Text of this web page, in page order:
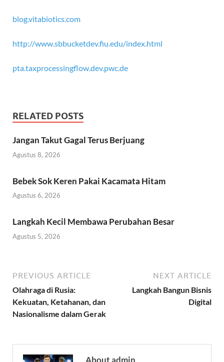
blog.vitabiotics.com
http://www.sbbucketdev.fiu.edu/index.html
pta.taxprocessingflow.dev.pwc.de
RELATED POSTS
Jangan Takut Gagal Terus Berjuang
Agustus 8, 2026
Bebek Sok Keren Pakai Kacamata Hitam
Agustus 6, 2026
Langkah Kecil Membawa Perubahan Besar
Agustus 5, 2026
PREVIOUS ARTICLE
Olahraga di Rusia:
Kekuatan, Ketahanan, dan
Nasionalisme dalam Gerak
NEXT ARTICLE
Langkah Bangun Bisnis
Digital
About admin